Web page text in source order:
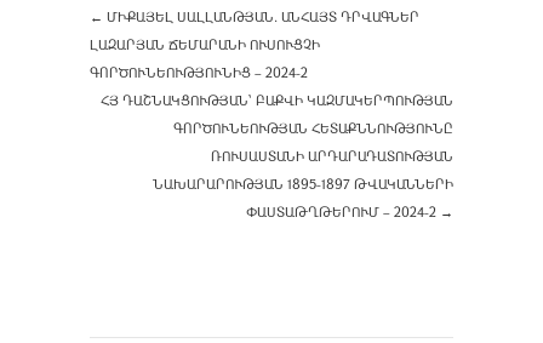
← ՄԻՔԱՅԵԼ ՍԱԼԼԱՆԹՅԱՆ. ԱՆՀԱՅՏ ԴՐՎԱԳՆԵՐ
ԼԱԶԱՐՅԱՆ ՃԵՄԱՐԱՆԻ ՈՒՍՈՒՑՉԻ
ԳՈՐԾՈՒՆԵՈՒԹՅՈՒՆԻՑ – 2024-2
ՀՅ ԴԱՇՆԱԿՑՈՒԹՅԱՆ՝ ԲԱՔՎԻ ԿԱԶՄԱԿԵՐՊՈՒԹՅԱՆ
ԳՈՐԾՈՒՆԵՈՒԹՅԱՆ ՀԵՏԱՔՆՆՈՒԹՅՈՒՆԸ
ՌՈՒՍԱՍՏԱՆԻ ԱՐԴԱՐԱԴԱՏՈՒԹՅԱՆ
ՆԱԽԱՐԱՐՈՒԹՅԱՆ 1895-1897 ԹՎԱԿԱՆՆԵՐԻ
ՓԱՍՏԱԹՂԹԵՐՈՒՄ – 2024-2 →